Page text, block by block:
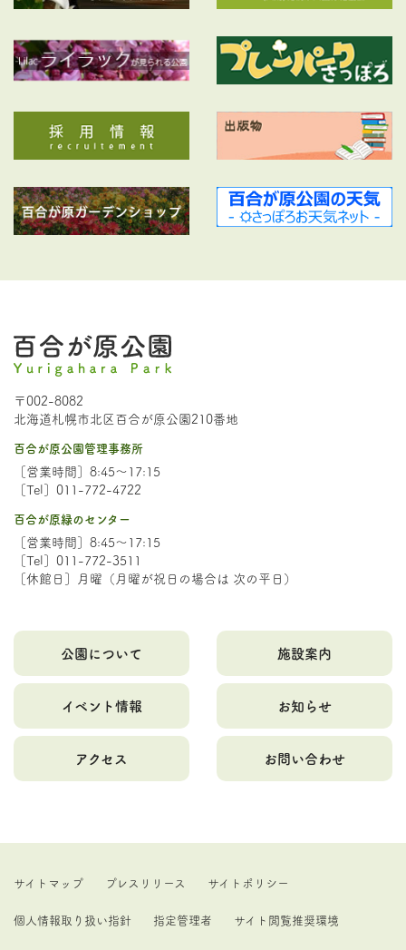
〒002-8082
北海道札幌市北区百合が原公園210番地
百合が原公園管理事務所
［営業時間］8:45～17:15
［Tel］011-772-4722
百合が原緑のセンター
［営業時間］8:45～17:15
［Tel］011-772-3511
［休館日］月曜（月曜が祝日の場合は 次の平日）
公園について 施設案内
イベント情報 お知らせ
アクセス お問い合わせ
サイトマップ プレスリリース サイトポリシー
個人情報取り扱い指針 指定管理者 サイト閲覧推奨環境